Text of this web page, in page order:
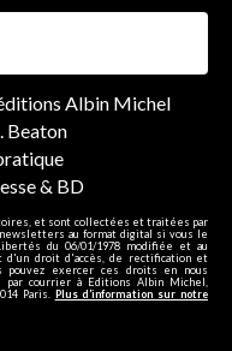
Albin Michel
Beaton
& BD
et sont collectées et traitées par
au format digital si vous le
du 06/01/1978 modifiée et au
d'un droit d'accès, de rectification et
pouvez exercer ces droits en nous
par courrier à Editions Albin Michel,
Paris. Plus d’information sur notre